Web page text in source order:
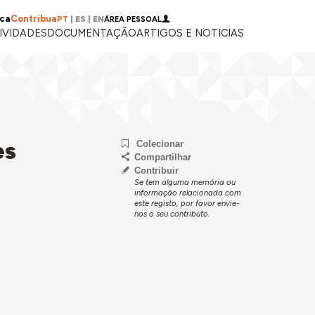
ContribuaPT ES ENÁREA PESSOAL
DOCUMENTAÇÃOARTIGOS E NOTICIAS
Colecionar
Compartilhar
Contribuir
Se tem alguma memória ou
informação relacionada com
este registo, por favor envie-
nos o seu contributo.